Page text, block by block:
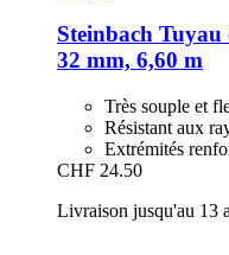
Steinbach Tuyau
32 mm, 6,60 m
Très souple et
Résistant aux
Extrémités
CHF 24.50
Livraison jusqu'au 13